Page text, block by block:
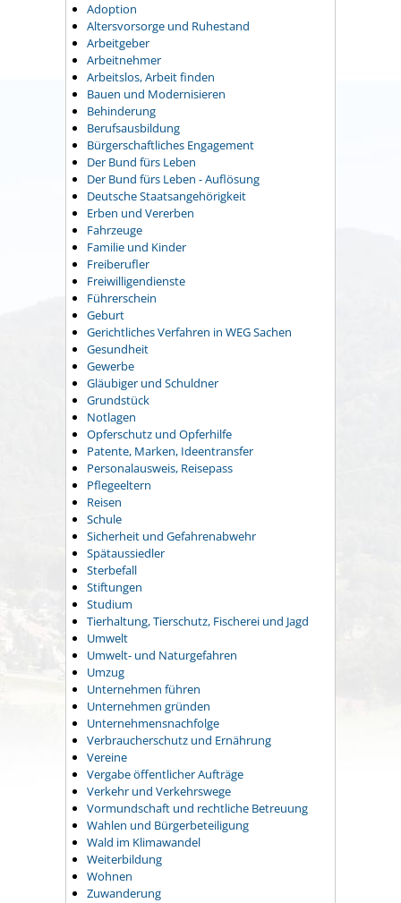
Adoption
Altersvorsorge und Ruhestand
Arbeitgeber
Arbeitnehmer
Arbeitslos, Arbeit finden
Bauen und Modernisieren
Behinderung
Berufsausbildung
Bürgerschaftliches Engagement
Der Bund fürs Leben
Der Bund fürs Leben - Auflösung
Deutsche Staatsangehörigkeit
Erben und Vererben
Fahrzeuge
Familie und Kinder
Freiberufler
Freiwilligendienste
Führerschein
Geburt
Gerichtliches Verfahren in WEG Sachen
Gesundheit
Gewerbe
Gläubiger und Schuldner
Grundstück
Notlagen
Opferschutz und Opferhilfe
Patente, Marken, Ideentransfer
Personalausweis, Reisepass
Pflegeeltern
Reisen
Schule
Sicherheit und Gefahrenabwehr
Spätaussiedler
Sterbefall
Stiftungen
Studium
Tierhaltung, Tierschutz, Fischerei und Jagd
Umwelt
Umwelt- und Naturgefahren
Umzug
Unternehmen führen
Unternehmen gründen
Unternehmensnachfolge
Verbraucherschutz und Ernährung
Vereine
Vergabe öffentlicher Aufträge
Verkehr und Verkehrswege
Vormundschaft und rechtliche Betreuung
Wahlen und Bürgerbeteiligung
Wald im Klimawandel
Weiterbildung
Wohnen
Zuwanderung